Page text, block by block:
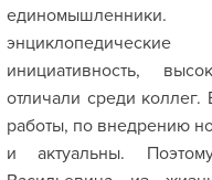
инициативность,
отличали среди
работы, по внедрению
и актуальны.